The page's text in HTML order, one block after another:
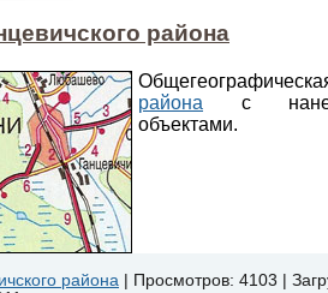
района
района с
объектами.
района Просмотров: 4103